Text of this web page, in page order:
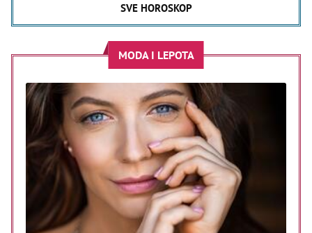
SVE HOROSKOP
MODA I LEPOTA